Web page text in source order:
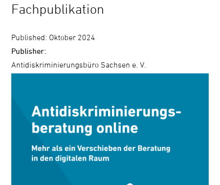
Fachpublikation
Published: Oktober 2024
Publisher:
Antidiskriminierungsbüro Sachsen e. V.